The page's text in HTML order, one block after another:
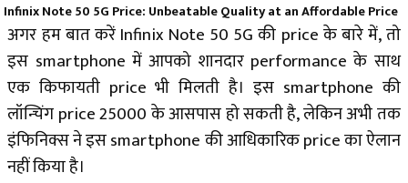
Infinix Note 50 5G Price: Unbeatable Quality at an Affordable Price
अगर हम बात करें Infinix Note 50 5G की price के बारे में, तो
इस smartphone में आपको शानदार performance के साथ
एक किफायती price भी मिलती है। इस smartphone की
लॉन्चिंग price ₹25000 के आसपास हो सकती है, लेकिन अभी तक
इंफिनिक्स ने इस smartphone की आधिकारिक price का ऐलान
नहीं किया है।